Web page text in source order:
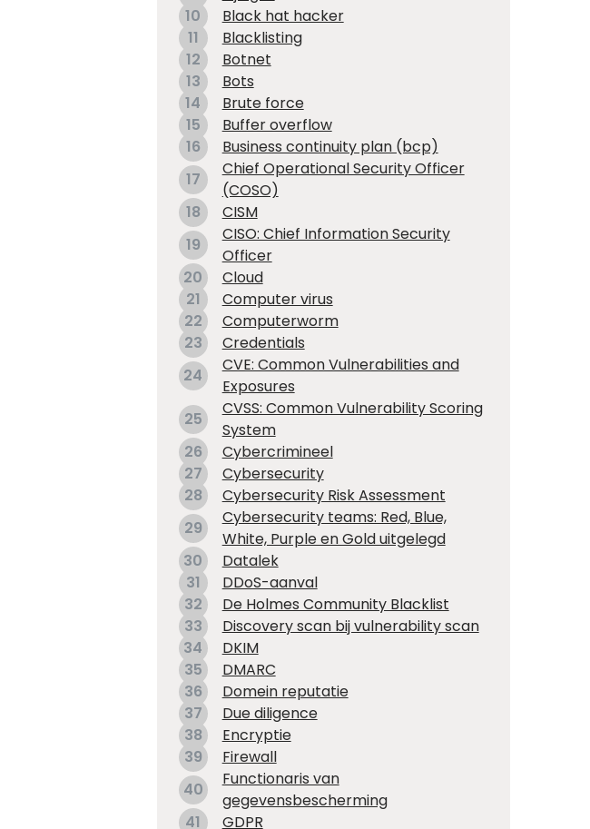
10
Black hat hacker
11
Blacklisting
12
Botnet
13
Bots
14
Brute force
15
Buffer overflow
16
Business continuity plan (bcp)
17
Chief Operational Security Officer
(COSO)
18
CISM
19
CISO: Chief Information Security
Officer
20
Cloud
21
Computer virus
22
Computerworm
23
Credentials
24
CVE: Common Vulnerabilities and
Exposures
25
CVSS: Common Vulnerability Scoring
System
26
Cybercrimineel
27
Cybersecurity
28
Cybersecurity Risk Assessment
29
Cybersecurity teams: Red, Blue,
White, Purple en Gold uitgelegd
30
Datalek
31
DDoS-aanval
32
De Holmes Community Blacklist
33
Discovery scan bij vulnerability scan
34
DKIM
35
DMARC
36
Domein reputatie
37
Due diligence
38
Encryptie
39
Firewall
40
Functionaris van
gegevensbescherming
41
GDPR